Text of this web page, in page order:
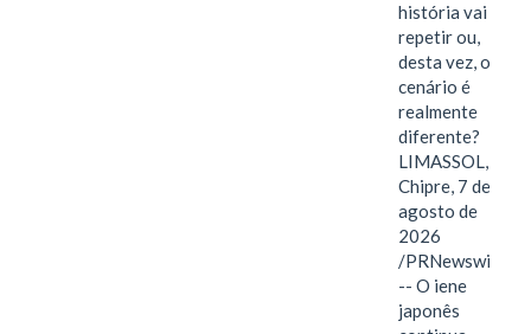
história vai se
repetir ou,
desta vez, o
cenário é
realmente
diferente?
LIMASSOL,
Chipre, 7 de
agosto de
2026
/PRNewswire/
-- O iene
japonês